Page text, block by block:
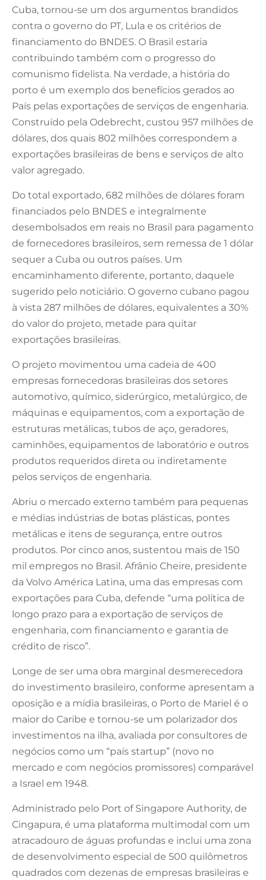
Cuba, tornou-se um dos argumentos brandidos
contra o governo do PT, Lula e os critérios de
financiamento do BNDES. O Brasil estaria
contribuindo também com o progresso do
comunismo fidelista. Na verdade, a história do
porto é um exemplo dos benefícios gerados ao
País pelas exportações de serviços de engenharia.
Construído pela Odebrecht, custou 957 milhões de
dólares, dos quais 802 milhões correspondem a
exportações brasileiras de bens e serviços de alto
valor agregado.
Do total exportado, 682 milhões de dólares foram
financiados pelo BNDES e integralmente
desembolsados em reais no Brasil para pagamento
de fornecedores brasileiros, sem remessa de 1 dólar
sequer a Cuba ou outros países. Um
encaminhamento diferente, portanto, daquele
sugerido pelo noticiário. O governo cubano pagou
à vista 287 milhões de dólares, equivalentes a 30%
do valor do projeto, metade para quitar
exportações brasileiras.
O projeto movimentou uma cadeia de 400
empresas fornecedoras brasileiras dos setores
automotivo, químico, siderúrgico, metalúrgico, de
máquinas e equipamentos, com a exportação de
estruturas metálicas, tubos de aço, geradores,
caminhões, equipamentos de laboratório e outros
produtos requeridos direta ou indiretamente
pelos serviços de engenharia.
Abriu o mercado externo também para pequenas
e médias indústrias de botas plásticas, pontes
metálicas e itens de segurança, entre outros
produtos. Por cinco anos, sustentou mais de 150
mil empregos no Brasil. Afrânio Cheire, presidente
da Volvo América Latina, uma das empresas com
exportações para Cuba, defende “uma política de
longo prazo para a exportação de serviços de
engenharia, com financiamento e garantia de
crédito de risco”.
Longe de ser uma obra marginal desmerecedora
do investimento brasileiro, conforme apresentam a
oposição e a mídia brasileiras, o Porto de Mariel é o
maior do Caribe e tornou-se um polarizador dos
investimentos na ilha, avaliada por consultores de
negócios como um “país startup” (novo no
mercado e com negócios promissores) comparável
a Israel em 1948.
Administrado pelo Port of Singapore Authority, de
Cingapura, é uma plataforma multimodal com um
atracadouro de águas profundas e inclui uma zona
de desenvolvimento especial de 500 quilômetros
quadrados com dezenas de empresas brasileiras e